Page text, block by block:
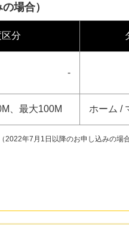
場合）
分
-
、最大100M ホーム /
年7月1日以降のお申し込みの場